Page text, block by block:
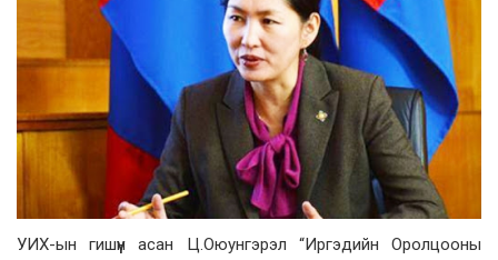
УИХ-ын гишүүн асан Ц.Оюунгэрэл “Иргэдийн Оролцооны